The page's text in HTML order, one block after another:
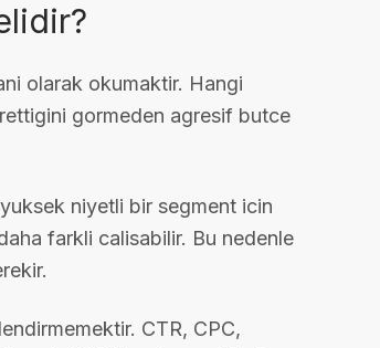
olarak okumaktir. Hangi
gormeden agresif butce
niyetli bir segment icin
farkli calisabilir. Bu nedenle
CTR, CPC,